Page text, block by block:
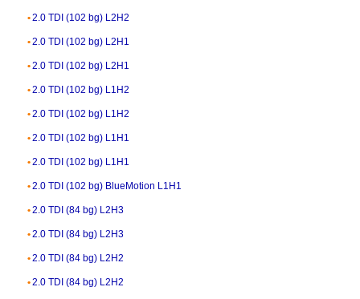
2.0 TDI (102 bg) L2H2
2.0 TDI (102 bg) L2H1
2.0 TDI (102 bg) L2H1
2.0 TDI (102 bg) L1H2
2.0 TDI (102 bg) L1H2
2.0 TDI (102 bg) L1H1
2.0 TDI (102 bg) L1H1
2.0 TDI (102 bg) BlueMotion L1H1
2.0 TDI (84 bg) L2H3
2.0 TDI (84 bg) L2H3
2.0 TDI (84 bg) L2H2
2.0 TDI (84 bg) L2H2